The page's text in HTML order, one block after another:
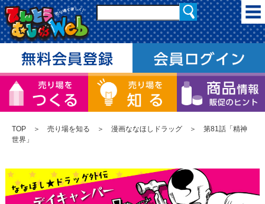
TOP ＞ 売り場を知る ＞ 漫画ななほしドラッグ ＞ 第81話「精神
世界」